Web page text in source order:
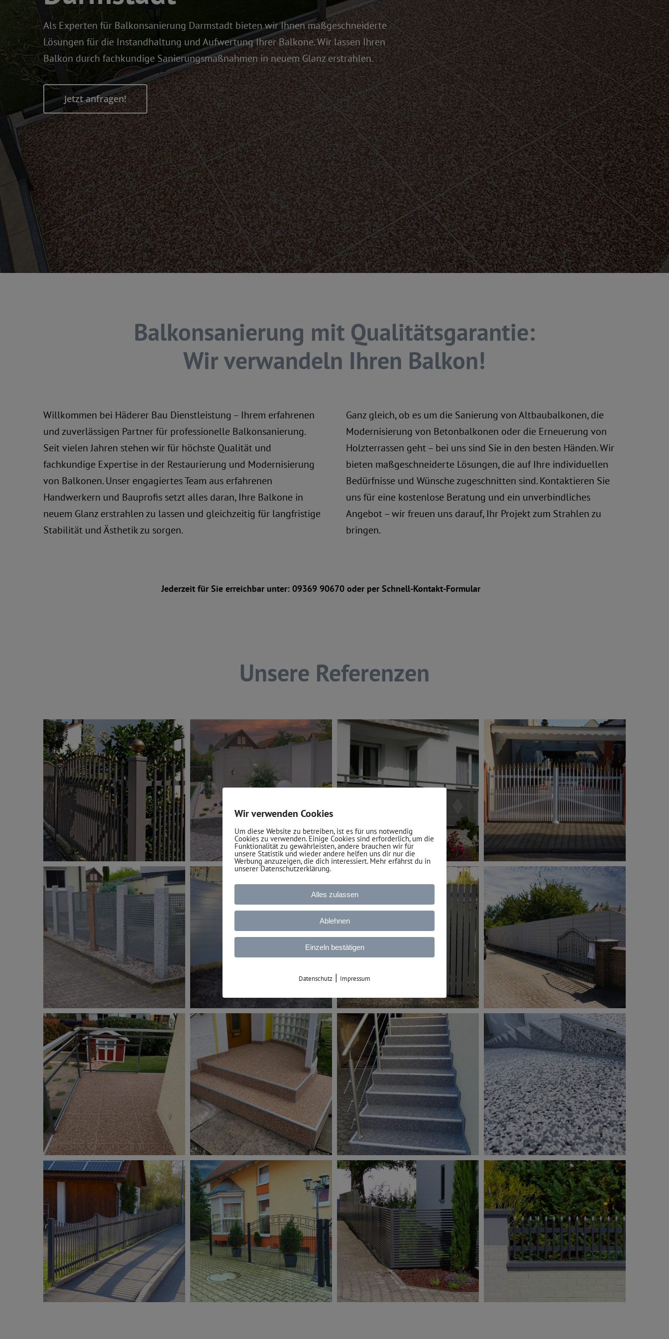
Als Experten für Balkonsanierung Darmstadt bieten wir Ihnen maßgeschneiderte
Lösungen für die Instandhaltung und Aufwertung Ihrer Balkone. Wir lassen Ihren
Balkon durch fachkundige Sanierungsmaßnahmen in neuem Glanz erstrahlen.
Jetzt anfragen!
Balkonsanierung mit Qualitätsgarantie:
Wir verwandeln Ihren Balkon!
Willkommen bei Häderer Bau Dienstleistung – Ihrem erfahrenen
und zuverlässigen Partner für professionelle Balkonsanierung.
Seit vielen Jahren stehen wir für höchste Qualität und
fachkundige Expertise in der Restaurierung und Modernisierung
von Balkonen. Unser engagiertes Team aus erfahrenen
Handwerkern und Bauprofis setzt alles daran, Ihre Balkone in
neuem Glanz erstrahlen zu lassen und gleichzeitig für langfristige
Stabilität und Ästhetik zu sorgen.
Ganz gleich, ob es um die Sanierung von Altbaubalkonen, die
Modernisierung von Betonbalkonen oder die Erneuerung von
Holzterrassen geht – bei uns sind Sie in den besten Händen. Wir
bieten maßgeschneiderte Lösungen, die auf Ihre individuellen
Bedürfnisse und Wünsche zugeschnitten sind.Kontaktieren Sie
unsfür eine kostenlose Beratung und ein unverbindliches
Angebot – wir freuen uns darauf, Ihr Projekt zum Strahlen zu
bringen.
Jederzeit für Sie erreichbar unter: 09369 90670 oder per Schnell-Kontakt-Formular
Unsere Referenzen
Wir verwenden Cookies
Um diese Website zu betreiben, ist es für uns notwendig
Cookies zu verwenden. Einige Cookies sind erforderlich, um die
Funktionalität zu gewährleisten, andere brauchen wir für
unsere Statistik und wieder andere helfen uns dir nur die
Werbung anzuzeigen, die dich interessiert. Mehr erfährst du in
unserer Datenschutzerklärung.
Alles zulassen
Ablehnen
Einzeln bestätigen
Datenschutz | Impressum